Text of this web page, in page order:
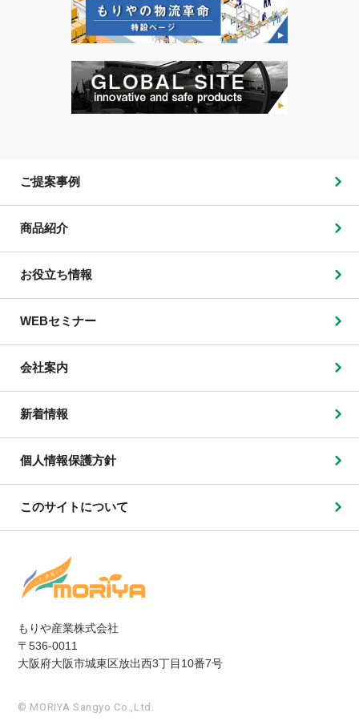
もりや産業株式会社
〒536-0011
大阪府大阪市城東区放出西3丁目10番7号
ご提案事例
商品紹介
お役立ち情報
WEBセミナー
会社案内
新着情報
個人情報保護方針
このサイトについて
© MORIYA Sangyo Co.,Ltd.